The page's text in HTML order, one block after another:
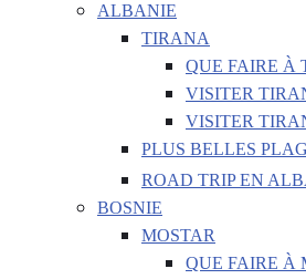
ALBANIE
TIRANA
QUE FAIRE À
VISITER
VISITER
PLUS BELLES
ROAD TRIP EN
BOSNIE
MOSTAR
QUE FAIRE À